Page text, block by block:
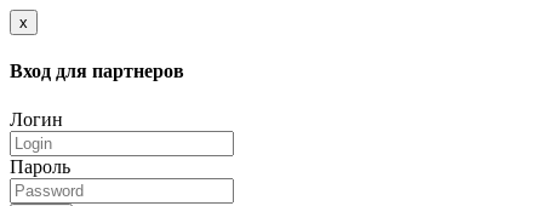
x
Вход для партнеров
Логин
Пароль